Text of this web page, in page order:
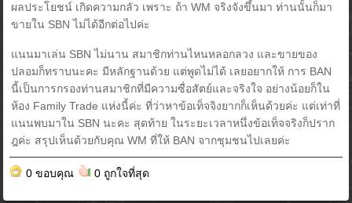
ผลประโยชน์ เกิดความกลัว เพราะ ถ้า WM จริงจังขึ้นมา ท่านนั้นก็มา
ขายใน SBN ไม่ได้อีกต่อไปค่ะ
แนนมาเล่น SBN ไม่นาน สมาชิกท่านไหนหลอกลวง และขายของ
ปลอมก็ทราบนะคะ มีหลักฐานด้วย แต่พูดไม่ได้ เลยอยากให้ การ BAN
นี้เป็นการกรองท่านสมาชิกที่มีความซื่อสัตย์และจริงใจ อย่างน้อยก็ใน
ห้อง Family Trade แห่งนี้ค่ะ ที่ว่าหาข้อเท็จจิงยากก็เห็นด้วยค่ะ แต่เท่าที่
แนนพบมาใน SBN นะคะ สุดท้าย ในระยะเวลาหนึ่งข้อเท็จจริงก็ปราก
ฎค่ะ สรุปเห็นด้วยกับคุณ WM ที่ให้ BAN จากชุมชนไปเลยค่ะ
0 ขอบคุณ 0 ถูกใจที่สุด